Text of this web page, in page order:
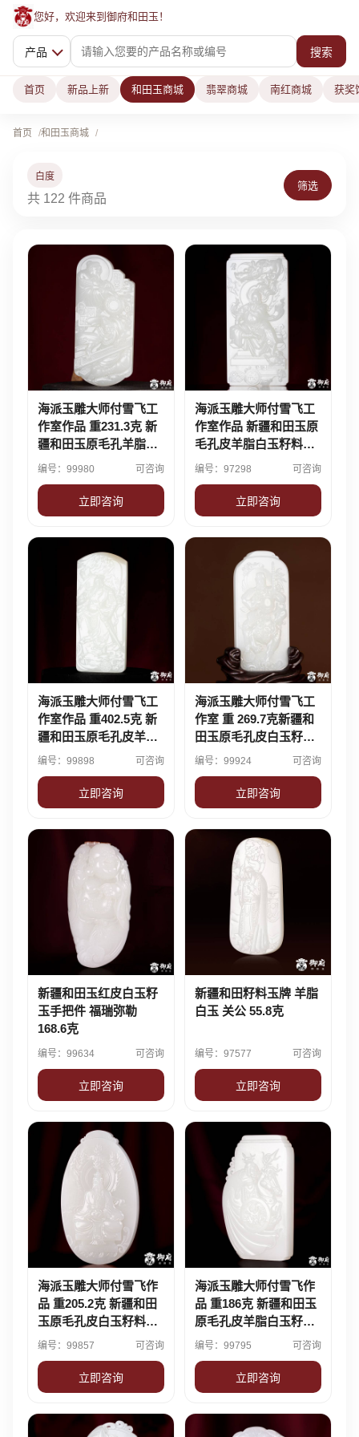
您好，欢迎来到御府和田玉！
产品 搜索
首页 新品上新 和田玉商城 翡翠商城 南红商城 获奖
首页 和田玉商城
白度
共 122 件商品
筛选
海派玉雕大师付雪飞工
作室作品 重231.3克 新
疆和田玉原毛孔羊脂白
玉籽料摆件 伯牙抚琴·
编号：99980 可咨询
立即咨询
海派玉雕大师付雪飞工
作室作品 新疆和田玉原
毛孔皮羊脂白玉籽料摆
件 真武大帝 269克
编号：97298 可咨询
立即咨询
海派玉雕大师付雪飞工
作室作品 重402.5克 新
疆和田玉原毛孔皮羊脂
白玉籽料 摆件 武圣·忠
编号：99898 可咨询
立即咨询
海派玉雕大师付雪飞工
作室 重 269.7克新疆和
田玉原毛孔皮白玉籽玉
摆件 武财神·赵公明
编号：99924 可咨询
立即咨询
新疆和田玉红皮白玉籽
玉手把件 福瑞弥勒
168.6克
编号：99634 可咨询
立即咨询
新疆和田籽料玉牌 羊脂
白玉 关公 55.8克
编号：97577 可咨询
立即咨询
海派玉雕大师付雪飞作
品 重205.2克 新疆和田
玉原毛孔皮白玉籽料玉
牌 元始天尊
编号：99857 可咨询
立即咨询
海派玉雕大师付雪飞作
品 重186克 新疆和田玉
原毛孔皮羊脂白玉籽料
玉牌 精忠报国·岳飞
编号：99795 可咨询
立即咨询